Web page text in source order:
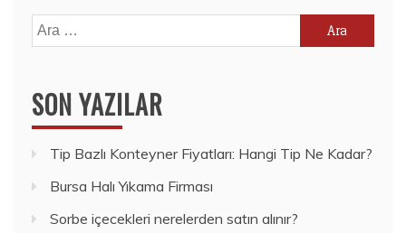
Arama:
SON YAZILAR
Tip Bazlı Konteyner Fiyatları: Hangi Tip Ne Kadar?
Bursa Halı Yıkama Firması
Sorbe içecekleri nerelerden satın alınır?